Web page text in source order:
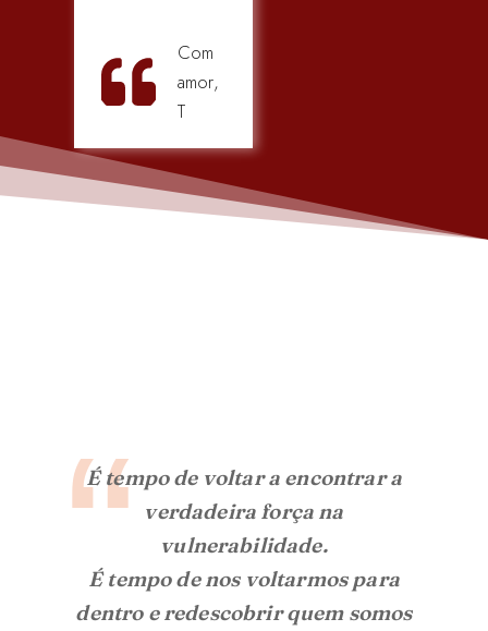
Com
amor,
T
É tempo de voltar a encontrar a
verdadeira força na
vulnerabilidade.
É tempo de nos voltarmos para
dentro e redescobrir quem somos